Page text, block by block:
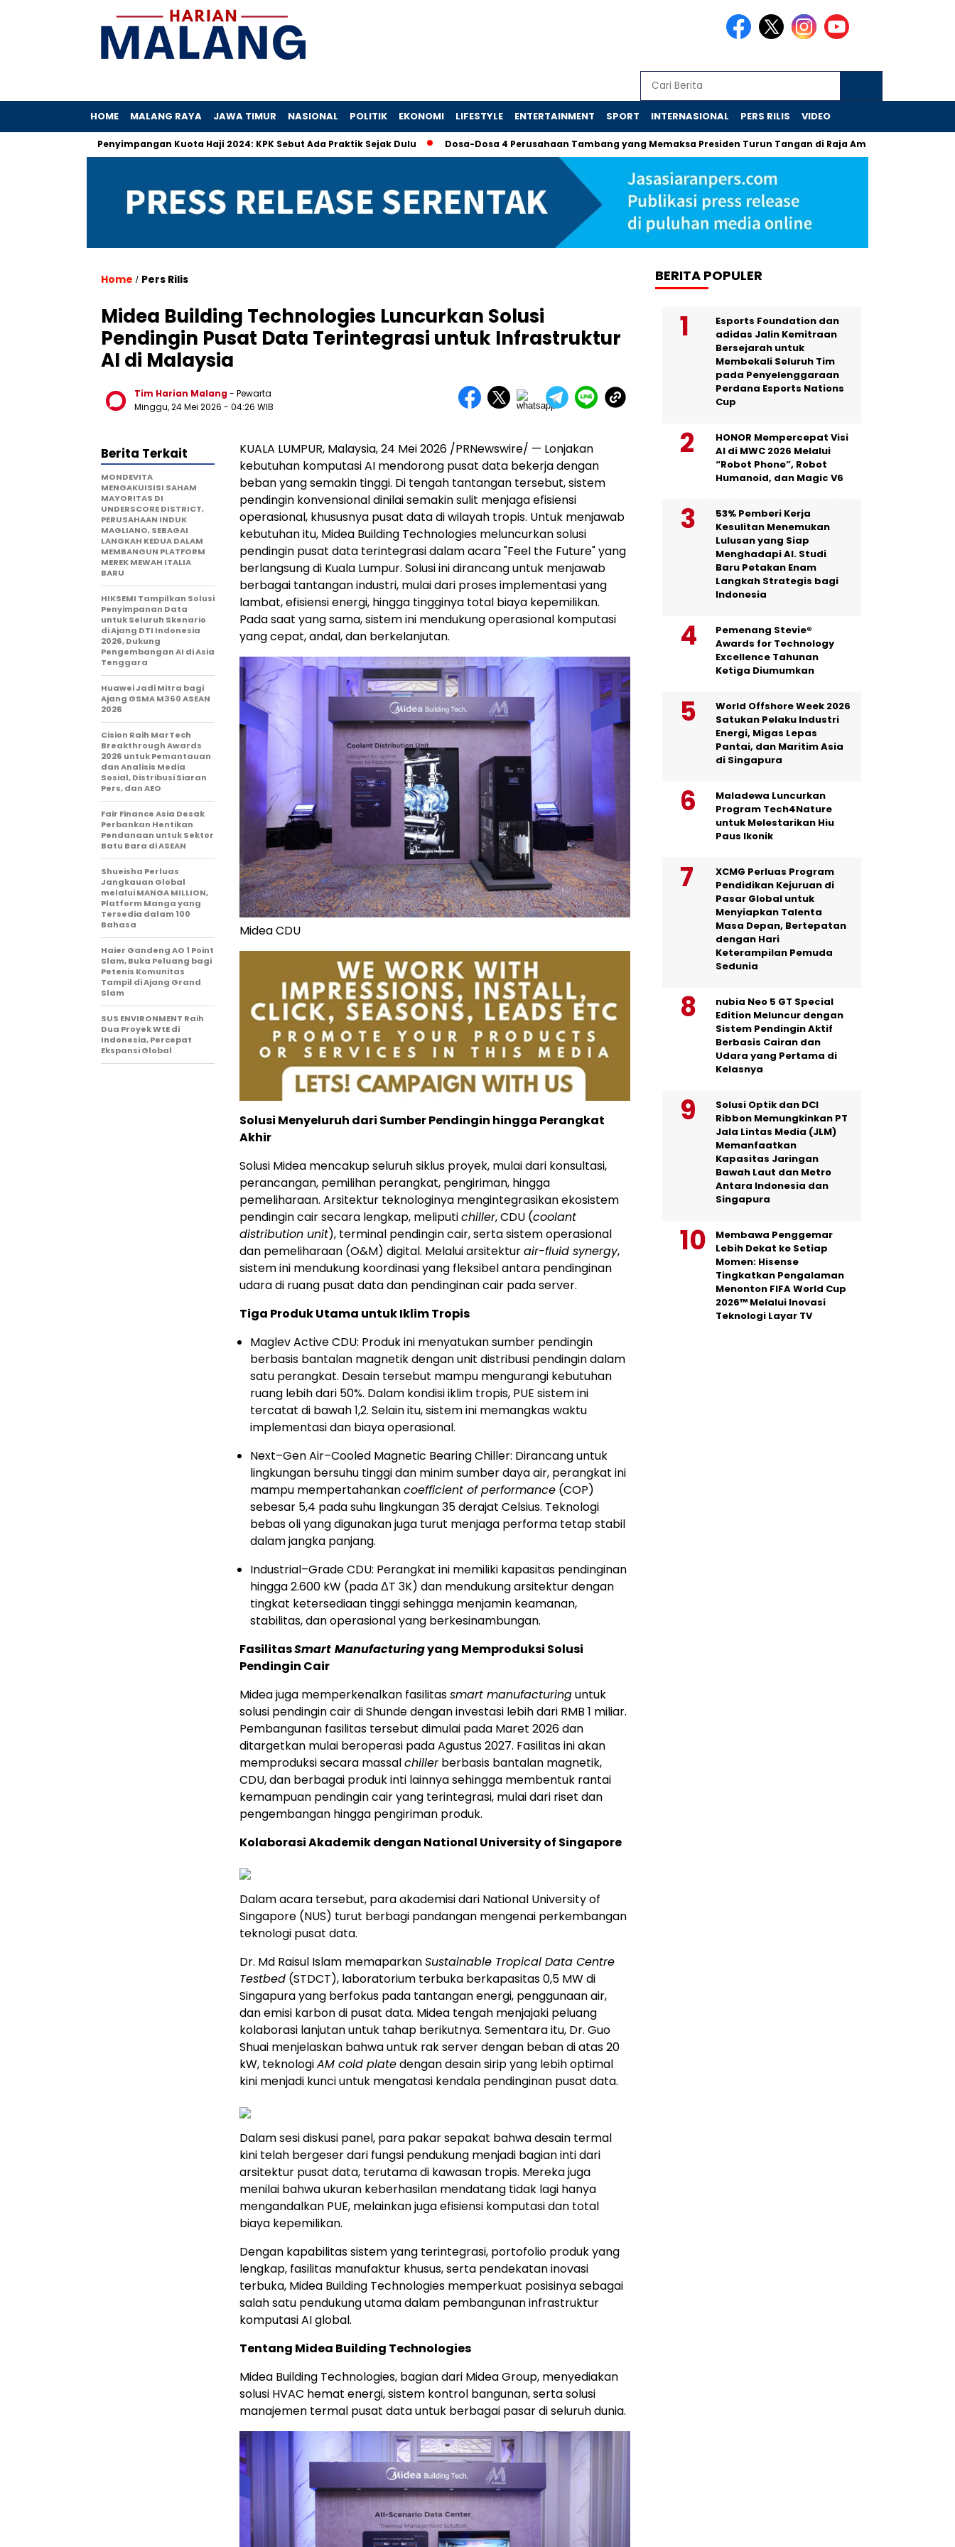
HOME MALANG RAYA JAWA TIMUR NASIONAL POLITIK EKONOMI LIFESTYLE ENTERTAINMENT SPORT INTERNASIONAL PERS RILIS VIDEO
Penyimpangan Kuota Haji 2024: KPK Sebut Ada Praktik Sejak Dulu Dosa-Dosa 4 Perusahaan Tambang yang Memaksa Presiden Turun Tangan di Raja Ampat
Home / Pers Rilis
Midea Building Technologies Luncurkan Solusi
Pendingin Pusat Data Terintegrasi untuk Infrastruktur
AI di Malaysia
Tim Harian Malang- Pewarta
Minggu, 24 Mei 2026 - 04:26 WIB
KUALA LUMPUR, Malaysia, 24 Mei 2026 /PRNewswire/ — Lonjakan
kebutuhan komputasi AI mendorong pusat data bekerja dengan
beban yang semakin tinggi. Di tengah tantangan tersebut, sistem
pendingin konvensional dinilai semakin sulit menjaga efisiensi
operasional, khususnya pusat data di wilayah tropis. Untuk menjawab
kebutuhan itu, Midea Building Technologies meluncurkan solusi
pendingin pusat data terintegrasi dalam acara "Feel the Future" yang
berlangsung di Kuala Lumpur. Solusi ini dirancang untuk menjawab
berbagai tantangan industri, mulai dari proses implementasi yang
lambat, efisiensi energi, hingga tingginya total biaya kepemilikan.
Pada saat yang sama, sistem ini mendukung operasional komputasi
yang cepat, andal, dan berkelanjutan.
Midea CDU
Solusi Menyeluruh dari Sumber Pendingin hingga Perangkat
Akhir
Solusi Midea mencakup seluruh siklus proyek, mulai dari konsultasi,
perancangan, pemilihan perangkat, pengiriman, hingga
pemeliharaan. Arsitektur teknologinya mengintegrasikan ekosistem
pendingin cair secara lengkap, meliputichiller, CDU (coolant
distribution unit), terminal pendingin cair, serta sistem operasional
dan pemeliharaan (O&M) digital. Melalui arsitekturair-fluid synergy,
sistem ini mendukung koordinasi yang fleksibel antara pendinginan
udara di ruang pusat data dan pendinginan cair pada server.
Tiga Produk Utama untuk Iklim Tropis
Maglev Active CDU: Produk ini menyatukan sumber pendingin
berbasis bantalan magnetik dengan unit distribusi pendingin dalam
satu perangkat. Desain tersebut mampu mengurangi kebutuhan
ruang lebih dari 50%. Dalam kondisi iklim tropis, PUE sistem ini
tercatat di bawah 1,2. Selain itu, sistem ini memangkas waktu
implementasi dan biaya operasional.
Next–Gen Air–Cooled Magnetic Bearing Chiller: Dirancang untuk
lingkungan bersuhu tinggi dan minim sumber daya air, perangkat ini
mampu mempertahankancoefficient of performance (COP)
sebesar 5,4 pada suhu lingkungan 35 derajat Celsius. Teknologi
bebas oli yang digunakan juga turut menjaga performa tetap stabil
dalam jangka panjang.
Industrial–Grade CDU: Perangkat ini memiliki kapasitas pendinginan
hingga 2.600 kW (pada ΔT 3K) dan mendukung arsitektur dengan
tingkat ketersediaan tinggi sehingga menjamin keamanan,
stabilitas, dan operasional yang berkesinambungan.
FasilitasSmart Manufacturingyang Memproduksi Solusi
Pendingin Cair
Midea juga memperkenalkan fasilitassmart manufacturinguntuk
solusi pendingin cair di Shunde dengan investasi lebih dari RMB 1 miliar.
Pembangunan fasilitas tersebut dimulai pada Maret 2026 dan
ditargetkan mulai beroperasi pada Agustus 2027. Fasilitas ini akan
memproduksi secara massalchillerberbasis bantalan magnetik,
CDU, dan berbagai produk inti lainnya sehingga membentuk rantai
kemampuan pendingin cair yang terintegrasi, mulai dari riset dan
pengembangan hingga pengiriman produk.
Kolaborasi Akademik dengan National University of Singapore
Dalam acara tersebut, para akademisi dari National University of
Singapore (NUS) turut berbagi pandangan mengenai perkembangan
teknologi pusat data.
Dr. Md Raisul Islam memaparkanSustainable Tropical Data Centre
Testbed (STDCT), laboratorium terbuka berkapasitas 0,5 MW di
Singapura yang berfokus pada tantangan energi, penggunaan air,
dan emisi karbon di pusat data. Midea tengah menjajaki peluang
kolaborasi lanjutan untuk tahap berikutnya. Sementara itu, Dr. Guo
Shuai menjelaskan bahwa untuk rak server dengan beban di atas 20
kW, teknologiAM cold platedengan desain sirip yang lebih optimal
kini menjadi kunci untuk mengatasi kendala pendinginan pusat data.
Dalam sesi diskusi panel, para pakar sepakat bahwa desain termal
kini telah bergeser dari fungsi pendukung menjadi bagian inti dari
arsitektur pusat data, terutama di kawasan tropis. Mereka juga
menilai bahwa ukuran keberhasilan mendatang tidak lagi hanya
mengandalkan PUE, melainkan juga efisiensi komputasi dan total
biaya kepemilikan.
Dengan kapabilitas sistem yang terintegrasi, portofolio produk yang
lengkap, fasilitas manufaktur khusus, serta pendekatan inovasi
terbuka, Midea Building Technologies memperkuat posisinya sebagai
salah satu pendukung utama dalam pembangunan infrastruktur
komputasi AI global.
Tentang Midea Building Technologies
Midea Building Technologies, bagian dari Midea Group, menyediakan
solusi HVAC hemat energi, sistem kontrol bangunan, serta solusi
manajemen termal pusat data untuk berbagai pasar di seluruh dunia.
Berita Terkait
MONDEVITA
MENGAKUISISI SAHAM
MAYORITAS DI
UNDERSCORE DISTRICT,
PERUSAHAAN INDUK
MAGLIANO, SEBAGAI
LANGKAH KEDUA DALAM
MEMBANGUN PLATFORM
MEREK MEWAH ITALIA
BARU
HIKSEMI Tampilkan Solusi
Penyimpanan Data
untuk Seluruh Skenario
di Ajang DTI Indonesia
2026, Dukung
Pengembangan AI di Asia
Tenggara
Huawei Jadi Mitra bagi
Ajang GSMA M360 ASEAN
2026
Cision Raih MarTech
Breakthrough Awards
2026 untuk Pemantauan
dan Analisis Media
Sosial, Distribusi Siaran
Pers, dan AEO
Fair Finance Asia Desak
Perbankan Hentikan
Pendanaan untuk Sektor
Batu Bara di ASEAN
Shueisha Perluas
Jangkauan Global
melalui MANGA MILLION,
Platform Manga yang
Tersedia dalam 100
Bahasa
Haier Gandeng AO 1 Point
Slam, Buka Peluang bagi
Petenis Komunitas
Tampil di Ajang Grand
Slam
SUS ENVIRONMENT Raih
Dua Proyek WtE di
Indonesia, Percepat
Ekspansi Global
BERITA POPULER
Esports Foundation dan
adidas Jalin Kemitraan
Bersejarah untuk
Membekali Seluruh Tim
pada Penyelenggaraan
Perdana Esports Nations
Cup
HONOR Mempercepat Visi
AI di MWC 2026 Melalui
“Robot Phone”, Robot
Humanoid, dan Magic V6
53% Pemberi Kerja
Kesulitan Menemukan
Lulusan yang Siap
Menghadapi AI. Studi
Baru Petakan Enam
Langkah Strategis bagi
Indonesia
Pemenang Stevie®
Awards for Technology
Excellence Tahunan
Ketiga Diumumkan
World Offshore Week 2026
Satukan Pelaku Industri
Energi, Migas Lepas
Pantai, dan Maritim Asia
di Singapura
Maladewa Luncurkan
Program Tech4Nature
untuk Melestarikan Hiu
Paus Ikonik
XCMG Perluas Program
Pendidikan Kejuruan di
Pasar Global untuk
Menyiapkan Talenta
Masa Depan, Bertepatan
dengan Hari
Keterampilan Pemuda
Sedunia
nubia Neo 5 GT Special
Edition Meluncur dengan
Sistem Pendingin Aktif
Berbasis Cairan dan
Udara yang Pertama di
Kelasnya
Solusi Optik dan DCI
Ribbon Memungkinkan PT
Jala Lintas Media (JLM)
Memanfaatkan
Kapasitas Jaringan
Bawah Laut dan Metro
Antara Indonesia dan
Singapura
Membawa Penggemar
Lebih Dekat ke Setiap
Momen: Hisense
Tingkatkan Pengalaman
Menonton FIFA World Cup
2026™ Melalui Inovasi
Teknologi Layar TV